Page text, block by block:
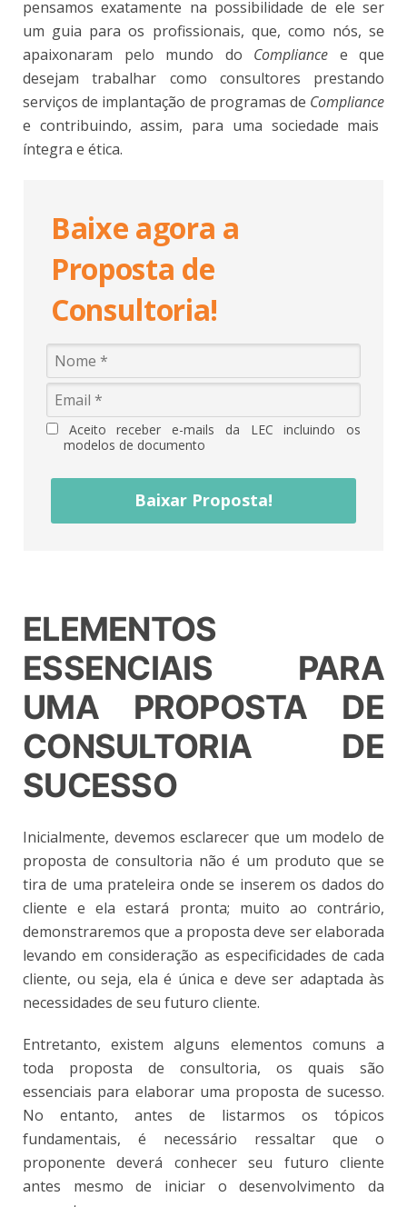
pensamos exatamente na possibilidade de ele ser
um guia para os profissionais, que, como nós, se
apaixonaram pelo mundo do Compliance e que
desejam trabalhar como consultores prestando
serviços de implantação de programas de Compliance
e contribuindo, assim, para uma sociedade mais
íntegra e ética.
Baixe agora a
Proposta de
Consultoria!
Aceito receber e-mails da LEC incluindo os
modelos de documento
Baixar Proposta!
ELEMENTOS
ESSENCIAIS PARA
UMA PROPOSTA DE
CONSULTORIA DE
SUCESSO
Inicialmente, devemos esclarecer que um modelo de
proposta de consultoria não é um produto que se
tira de uma prateleira onde se inserem os dados do
cliente e ela estará pronta; muito ao contrário,
demonstraremos que a proposta deve ser elaborada
levando em consideração as especificidades de cada
cliente, ou seja, ela é única e deve ser adaptada às
necessidades de seu futuro cliente.
Entretanto, existem alguns elementos comuns a
toda proposta de consultoria, os quais são
essenciais para elaborar uma proposta de sucesso.
No entanto, antes de listarmos os tópicos
fundamentais, é necessário ressaltar que o
proponente deverá conhecer seu futuro cliente
antes mesmo de iniciar o desenvolvimento da